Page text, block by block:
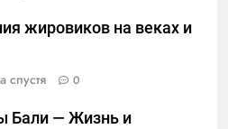
жировиков на веках и
спустя 0
Бали — Жизнь и